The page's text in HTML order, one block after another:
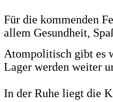
Für die kommenden
allem Gesundheit,
Atompolitisch gibt es
Lager werden weiter
In der Ruhe liegt die